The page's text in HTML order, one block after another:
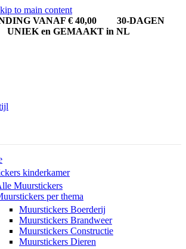
to main content
VANAF € 40,00
30-DAGEN
en GEMAAKT in NL
kinderkamer
Muurstickers
per thema
Muurstickers Boerderij
Muurstickers Brandweer
Muurstickers Constructie
Muurstickers Dieren